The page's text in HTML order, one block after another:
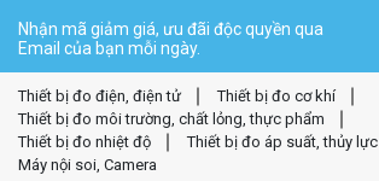
Nhận mã giảm giá, ưu đãi độc quyền qua
Email của bạn mỗi ngày.
Thiết bị đo điện, điện tử
Thiết bị đo cơ khí
Thiết bị đo môi trường, chất lỏng, thực phẩm
Thiết bị đo nhiệt độ
Thiết bị đo áp suất, thủy lực
Máy nội soi, Camera